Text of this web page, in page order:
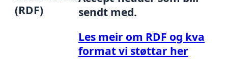
(RDF)
sendt med.
Les meir om RDF og kva
format vi støttar her